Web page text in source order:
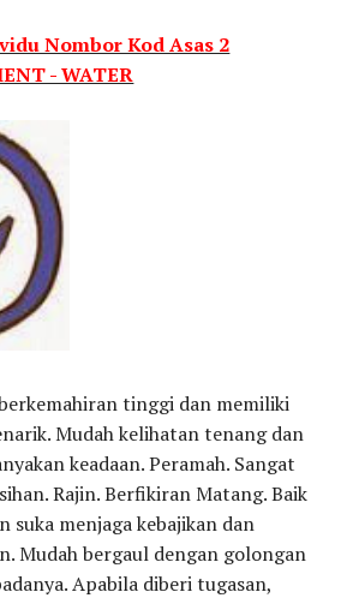
Nombor Kod Asas 2
- WATER
tinggi dan memiliki
Mudah kelihatan tenang dan
keadaan. Peramah. Sangat
Rajin. Berfikiran Matang. Baik
suka menjaga kebajikan dan
Mudah bergaul dengan golongan
Apabila diberi tugasan,